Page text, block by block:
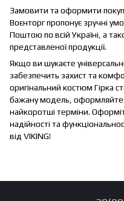
Замовити та оформити
Воєнторг пропонує зручні
Поштою по всій Україні, а
представленої продукції.
Якщо ви шукаєте
забезпечить захист та
оригінальний костюм Гірка
бажану модель, оформляйте
найкоротші терміни.
надійності та
від VIKING!